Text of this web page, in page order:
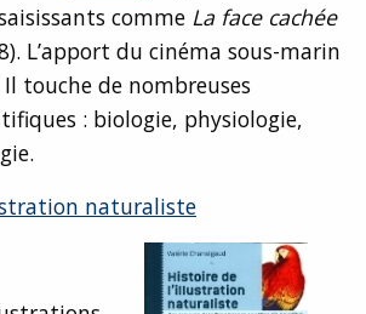
comme La face cachée
L’apport du cinéma sous-marin
touche de nombreuses
: biologie, physiologie,
naturaliste